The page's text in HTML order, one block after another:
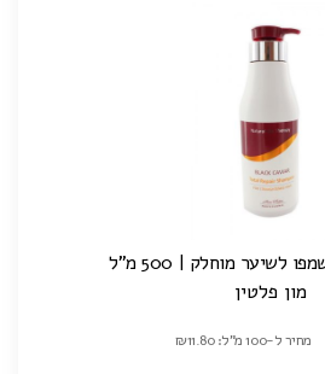
לשיער מוחלק | 500 מ"ל
מון פלטין
מחיר ל-100 מ"ל: ₪11.80